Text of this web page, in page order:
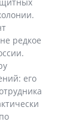
редкое
его